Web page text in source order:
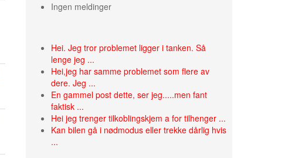
Ingen meldinger
Hei. Jeg tror problemet ligger i tanken. Så
lenge jeg ...
Hei,jeg har samme problemet som flere av
dere. Jeg ...
En gammel post dette, ser jeg.....men fant
faktisk ...
Hei jeg trenger tilkoblingskjem a for tilhenger ...
Kan bilen gå i nødmodus eller trekke dårlig hvis
...